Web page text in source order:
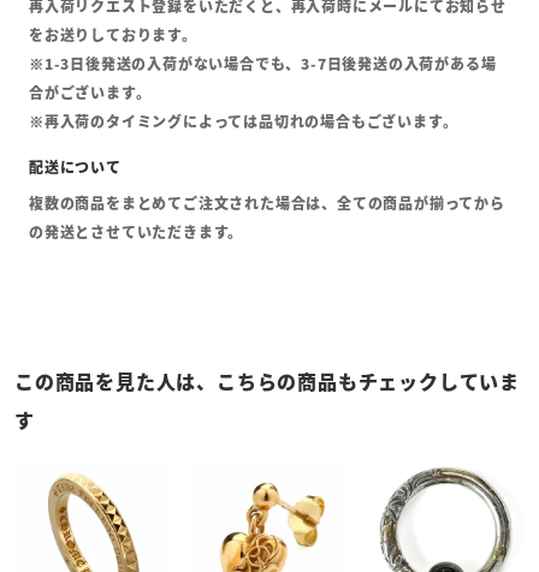
再入荷リクエスト登録をいただくと、再入荷時にメールにてお知らせ
をお送りしております。
※1-3日後発送の入荷がない場合でも、3-7日後発送の入荷がある場
合がございます。
※再入荷のタイミングによっては品切れの場合もございます。
複数の商品をまとめてご注文された場合は、全ての商品が揃ってから
の発送とさせていただきます。
この商品を見た人は、こちらの商品もチェックしていま
す